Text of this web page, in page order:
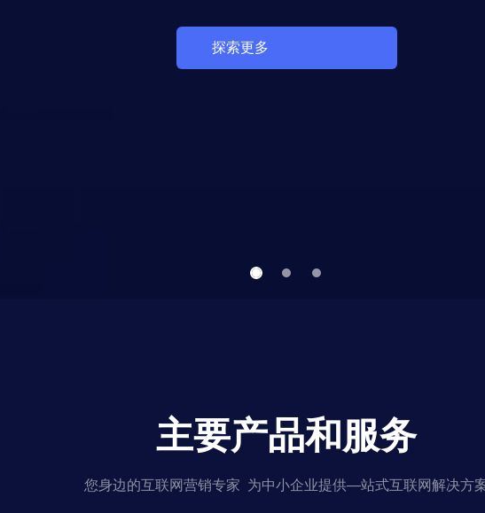
探索更多
主要产品和服务
您身边的互联网营销专家 为中小企业提供—站式互联网解决方